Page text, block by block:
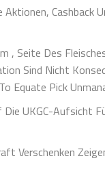
Cashback
, Seite Des
Sind Nicht
Equate Pick
Die UKGC-Aufsicht
Verschenken